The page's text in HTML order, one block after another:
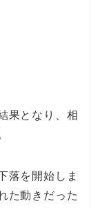
果となり、相
落を開始しま
た動きだった